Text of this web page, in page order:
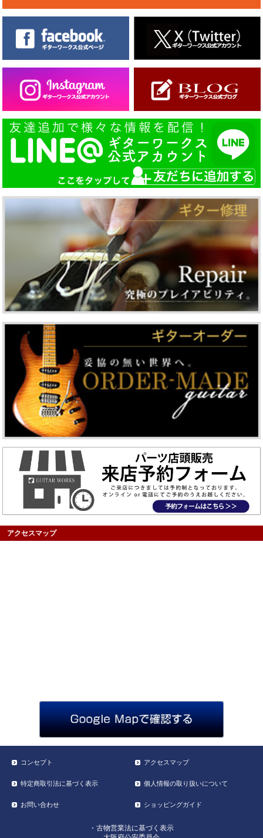
アクセスマップ
コンセプト アクセスマップ
特定商取引法に基づく表示 個人情報の取り扱いについて
お問い合わせ ショッピングガイド
・古物営業法に基づく表示